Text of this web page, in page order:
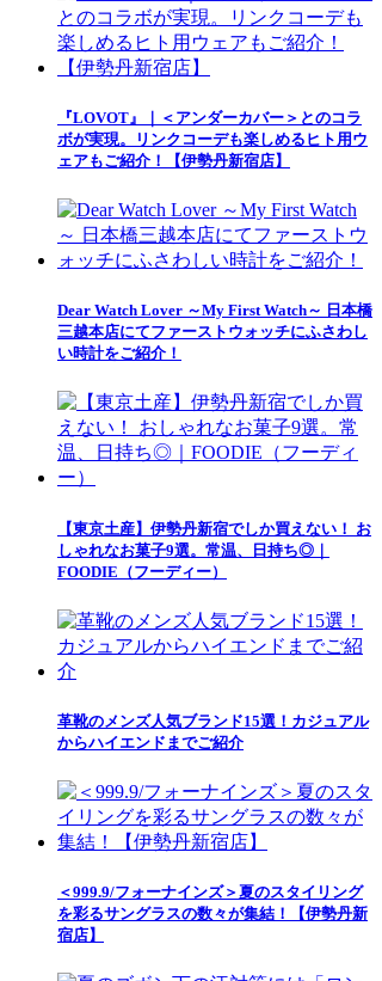
『LOVOT』｜＜アンダーカバー＞とのコラ
ボが実現。リンクコーデも楽しめるヒト用ウ
ェアもご紹介！【伊勢丹新宿店】
Dear Watch Lover ～My First Watch～ 日本橋
三越本店にてファーストウォッチにふさわし
い時計をご紹介！
【東京土産】伊勢丹新宿でしか買えない！ お
しゃれなお菓子9選。常温、日持ち◎｜
FOODIE（フーディー）
革靴のメンズ人気ブランド15選！カジュアル
からハイエンドまでご紹介
＜999.9/フォーナインズ＞夏のスタイリング
を彩るサングラスの数々が集結！【伊勢丹新
宿店】